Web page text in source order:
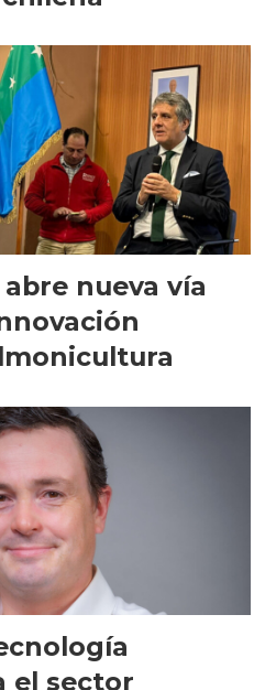
nueva vía
el sector